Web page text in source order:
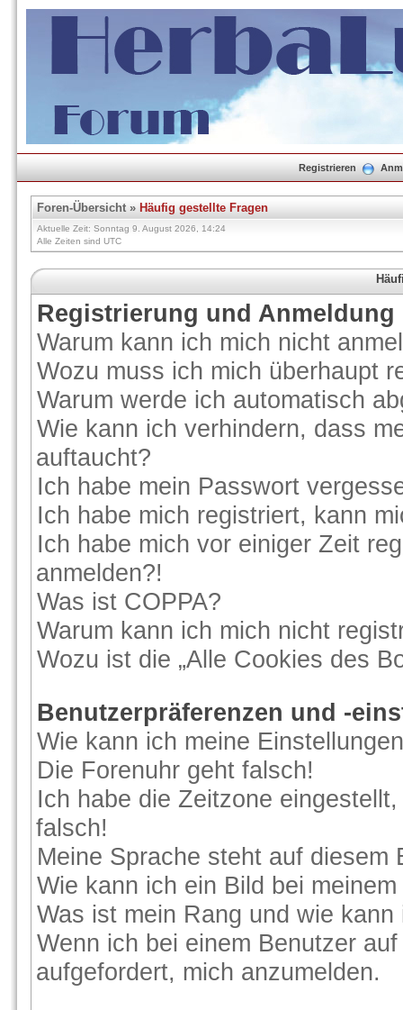
Registrieren
Foren-Übersicht» Häufig gestellte Fragen
Aktuelle Zeit: Sonntag 9. August 2026, 14:24
Alle Zeiten sind UTC
Registrierung und Anmeldung
Warum kann ich mich nicht
Wozu muss ich mich überhaupt
Warum werde ich automatisch
Wie kann ich verhindern, dass
auftaucht?
Ich habe mein Passwort
Ich habe mich registriert, kann
Ich habe mich vor einiger Zeit
anmelden?!
Was ist COPPA?
Warum kann ich mich nicht
Wozu ist die „Alle Cookies des
Benutzerpräferenzen und -
Wie kann ich meine
Die Forenuhr geht falsch!
Ich habe die Zeitzone
falsch!
Meine Sprache steht auf diesem
Wie kann ich ein Bild bei
Was ist mein Rang und wie
Wenn ich bei einem Benutzer
aufgefordert, mich anzumelden.